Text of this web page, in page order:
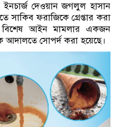
দেওয়ান জগলুল হাসান
সাকিব ফরাজিকে গ্রেপ্তার করা
বিশেষ আইন মামলার একজন
আদালতে সোপর্দ করা হয়েছে।